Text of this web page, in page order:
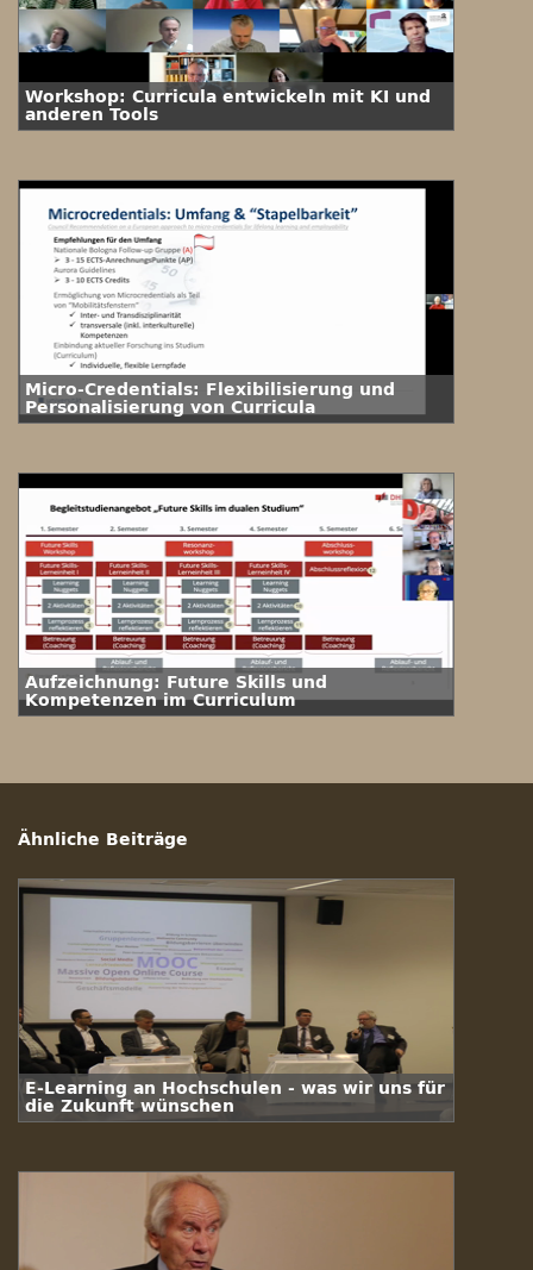
Workshop: Curricula entwickeln mit KI und
anderen Tools
Micro-Credentials: Flexibilisierung und
Personalisierung von Curricula
Aufzeichnung: Future Skills und
Kompetenzen im Curriculum
Ähnliche Beiträge
E-Learning an Hochschulen - was wir uns für
die Zukunft wünschen